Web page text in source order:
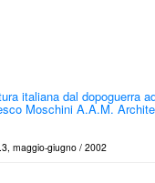
italiana dal dopoguerra
Moschini A.A.M.
maggio-giugno / 2002